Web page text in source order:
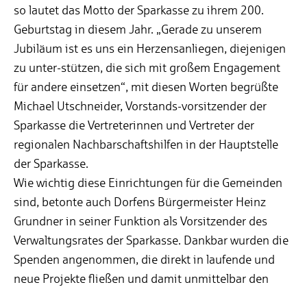
so lautet das Motto der Sparkasse zu ihrem 200.
Geburtstag in diesem Jahr. „Gerade zu unserem
Jubiläum ist es uns ein Herzensanliegen, diejenigen
zu unter-stützen, die sich mit großem Engagement
für andere einsetzen“, mit diesen Worten begrüßte
Michael Utschneider, Vorstands-vorsitzender der
Sparkasse die Vertreterinnen und Vertreter der
regionalen Nachbarschaftshilfen in der Hauptstelle
der Sparkasse.
Wie wichtig diese Einrichtungen für die Gemeinden
sind, betonte auch Dorfens Bürgermeister Heinz
Grundner in seiner Funktion als Vorsitzender des
Verwaltungsrates der Sparkasse. Dankbar wurden die
Spenden angenommen, die direkt in laufende und
neue Projekte fließen und damit unmittelbar den